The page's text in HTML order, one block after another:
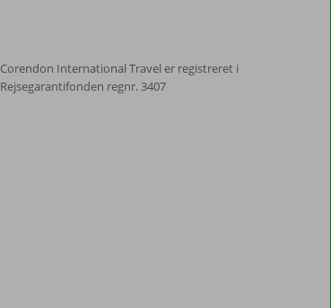
Corendon International Travel er registreret i
Rejsegarantifonden regnr. 3407